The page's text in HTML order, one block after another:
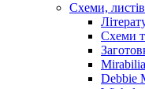
Схеми,
Схеми
Mirabilia
Debbie